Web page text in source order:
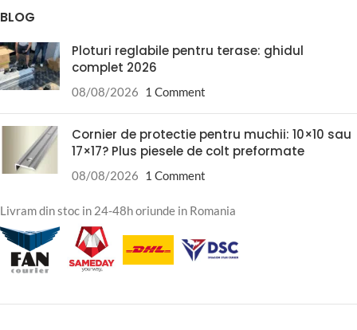
BLOG
Ploturi reglabile pentru terase: ghidul
complet 2026
08/08/2026 1 Comment
Cornier de protectie pentru muchii: 10×10 sau
17×17? Plus piesele de colt preformate
08/08/2026 1 Comment
Livram din stoc in 24-48h oriunde in Romania